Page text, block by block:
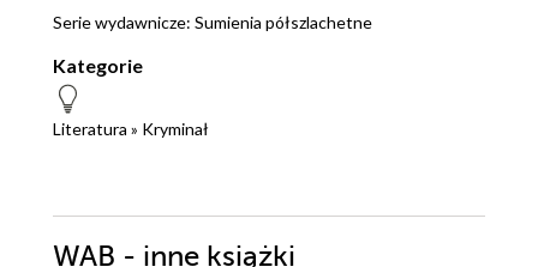
Serie wydawnicze: Sumienia półszlachetne
Kategorie
Literatura » Kryminał
WAB - inne książki